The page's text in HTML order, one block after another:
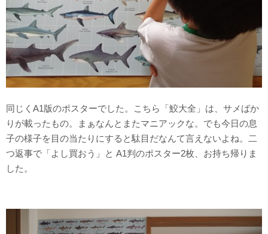
同じくA1版のポスターでした。こちら「鮫大全」は、サメばか
りが載ったもの。まぁなんとまたマニアックな。でも今日の息
子の様子を目の当たりにすると駄目だなんて言えないよね。二
つ返事で「よし買おう」と A1判のポスター2枚、お持ち帰りま
した。